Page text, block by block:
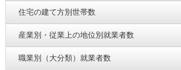
住宅の建て方別世帯数
産業別・従業上の地位別就業者数
職業別（大分類）就業者数